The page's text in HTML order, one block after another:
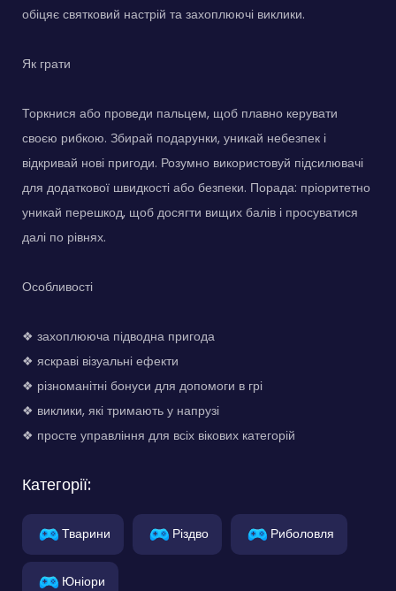
обіцяє святковий настрій та захоплюючі виклики.
Як грати
Торкнися або проведи пальцем, щоб плавно керувати
своєю рибкою. Збирай подарунки, уникай небезпек і
відкривай нові пригоди. Розумно використовуй підсилювачі
для додаткової швидкості або безпеки. Порада: пріоритетно
уникай перешкод, щоб досягти вищих балів і просуватися
далі по рівнях.
Особливості
❖ захоплююча підводна пригода
❖ яскраві візуальні ефекти
❖ різноманітні бонуси для допомоги в грі
❖ виклики, які тримають у напрузі
❖ просте управління для всіх вікових категорій
Категорії:
Тварини Різдво Риболовля
Юніори